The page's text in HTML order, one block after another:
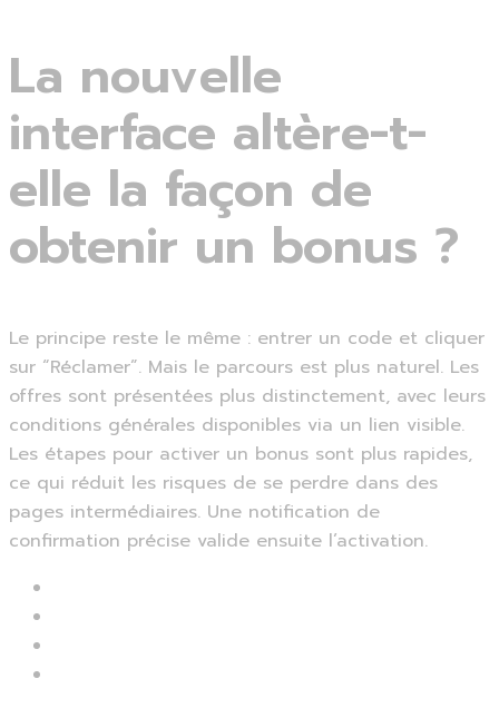
La nouvelle
interface altère-t-
elle la façon de
obtenir un bonus ?
Le principe reste le même : entrer un code et cliquer
sur “Réclamer”. Mais le parcours est plus naturel. Les
offres sont présentées plus distinctement, avec leurs
conditions générales disponibles via un lien visible.
Les étapes pour activer un bonus sont plus rapides,
ce qui réduit les risques de se perdre dans des
pages intermédiaires. Une notification de
confirmation précise valide ensuite l’activation.